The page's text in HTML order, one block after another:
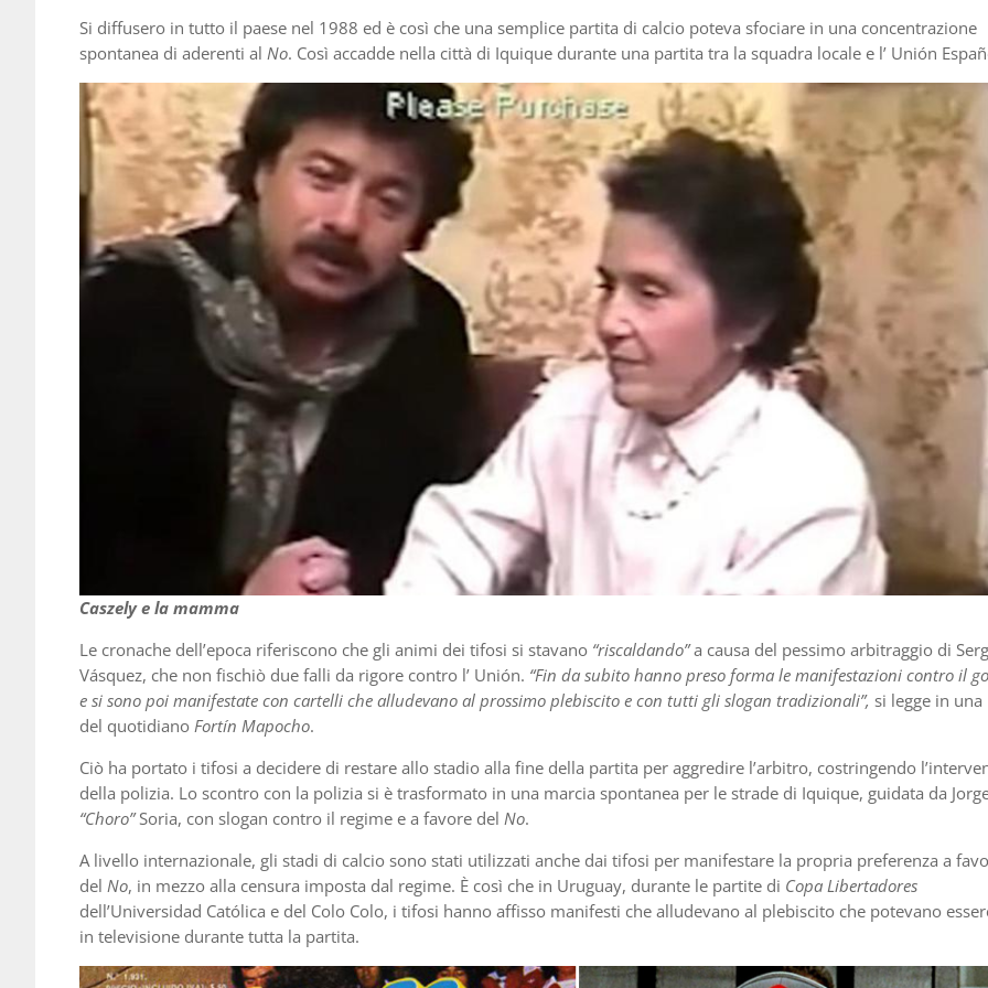
Si diffusero in tutto il paese nel 1988 ed è così che una semplice partita di calcio poteva sfociare in una concentrazione
spontanea di aderenti al No. Così accadde nella città di Iquique durante una partita tra la squadra locale e l’ Unión
Caszely e la mamma
Le cronache dell’epoca riferiscono che gli animi dei tifosi si stavano “riscaldando”a causa del pessimo arbitraggio di
Vásquez, che non fischiò due falli da rigore contro l’ Unión. “Fin da subito hanno preso forma le manifestazioni contro il
e si sono poi manifestate con cartelli che alludevano al prossimo plebiscito e con tutti gli slogan tradizionali”, si legge in una
del quotidiano Fortín Mapocho.
Ciò ha portato i tifosi a decidere di restare allo stadio alla fine della partita per aggredire l’arbitro, costringendo
della polizia. Lo scontro con la polizia si è trasformato in una marcia spontanea per le strade di Iquique, guidata da
“Choro”Soria, con slogan contro il regime e a favore del No.
A livello internazionale, gli stadi di calcio sono stati utilizzati anche dai tifosi per manifestare la propria preferenza a
del No, in mezzo alla censura imposta dal regime. È così che in Uruguay, durante le partite di Copa Libertadores
dell’Universidad Católica e del Colo Colo, i tifosi hanno affisso manifesti che alludevano al plebiscito che potevano
in televisione durante tutta la partita.